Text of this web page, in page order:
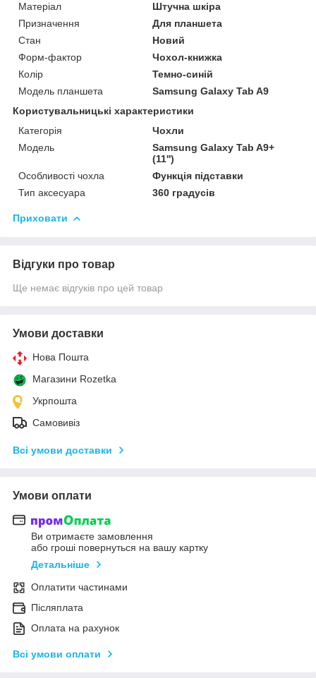
Матеріал
Штучна шкіра
Призначення
Для планшета
Стан
Новий
Форм-фактор
Чохол-книжка
Колір
Темно-синій
Модель планшета
Samsung Galaxy Tab A9
Користувальницькі характеристики
Категорія
Чохли
Мoдель
Samsung Galaxy Tab A9+
(11'')
Особливості чохла
Функція підставки
Тип аксесуара
360 градусів
Приховати
Відгуки про товар
Ще немає відгуків про цей товар
Умови доставки
Нова Пошта
Магазини Rozetka
Укрпошта
Самовивіз
Всі умови доставки
Умови оплати
Ви отримаєте замовлення
або гроші повернуться на вашу картку
Детальніше
Оплатити частинами
Післяплата
Оплата на рахунок
Всі умови оплати